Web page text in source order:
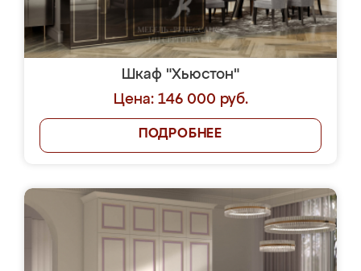
Шкаф "Хьюстон"
Цена: 146 000 руб.
ПОДРОБНЕЕ